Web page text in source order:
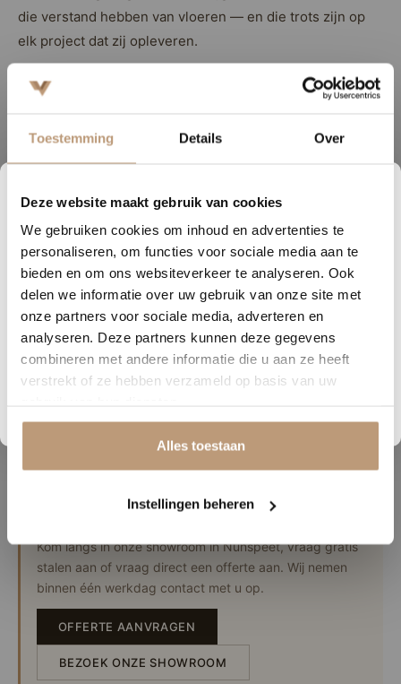
0
DAGEN
03
UREN
14
MINUTEN
26
SECONDEN
Nu tijdelijk 10% korting op
jouw vloer
Vraag snel een offerte aan en bespaar direct.
Bekijk plak PVC vloeren
Toestemming Details Over
Deze website maakt gebruik van cookies
We gebruiken cookies om inhoud en advertenties te
personaliseren, om functies voor sociale media aan te
bieden en om ons websiteverkeer te analyseren. Ook
delen we informatie over uw gebruik van onze site met
onze partners voor sociale media, adverteren en
analyseren. Deze partners kunnen deze gegevens
combineren met andere informatie die u aan ze heeft
verstrekt of ze hebben verzameld op basis van uw
Alles toestaan
Instellingen beheren
die verstand hebben van vloeren — en die trots zijn op
elk project dat zij opleveren.
Ruim assortiment A-merk vloeren tegen scherpe
prijzen
eigen ruimte bekijken
afwerking
Laagste prijsgarantie — we stijgen niet boven de
marktprijs uit
Werkgebied rondom Zwolle
Naast Zwolle zijn wij actief in de gehele regio, waaronder
Nunspeet, Harderwijk, Ermelo, Putten, Elburg, Hattem,
de buurt komen? Neem gerust contact op — we denken
Vrijblijvend advies of offerte?
Kom langs in onze showroom in Nunspeet, vraag gratis
stalen aan of vraag direct een offerte aan. Wij nemen
binnen één werkdag contact met u op.
OFFERTE AANVRAGEN
BEZOEK ONZE SHOWROOM